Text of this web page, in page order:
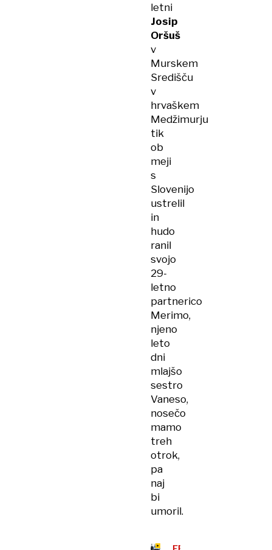
letni
Josip
Oršuš
v
Murskem
Središču
v
hrvaškem
Medžimurju
tik
ob
meji
s
Slovenijo
ustrelil
in
hudo
ranil
svojo
29-
letno
partnerico
Merimo,
njeno
leto
dni
mlajšo
sestro
Vaneso,
nosečo
mamo
treh
otrok,
pa
naj
bi
umoril.